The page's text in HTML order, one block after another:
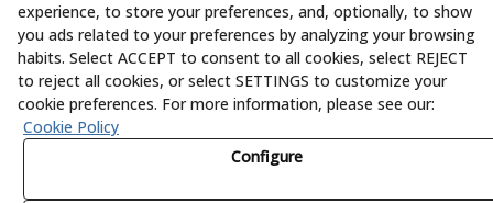
experience, to store your preferences, and, optionally, to show
you ads related to your preferences by analyzing your browsing
habits. Select ACCEPT to consent to all cookies, select REJECT
to reject all cookies, or select SETTINGS to customize your
cookie preferences. For more information, please see our:
Cookie Policy
Configure